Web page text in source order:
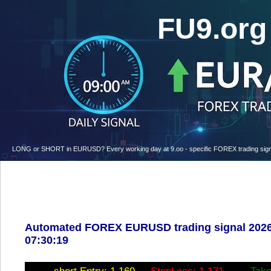
LONG or SHORT in EURUSD? Every working day at 9.oo - specific FOREX trading
Automated FOREX EURUSD trading signal
07:30:19